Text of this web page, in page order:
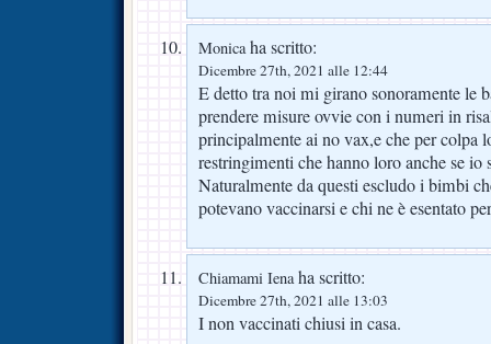
Monicaha scritto:
Dicembre 27th, 2021 alle 12:44
E detto tra noi mi girano sonoramente le
prendere misure ovvie con i numeri in
principalmente ai no vax,e che per colpa
restringimenti che hanno loro anche se io
Naturalmente da questi escludo i bimbi
potevano vaccinarsi e chi ne è esentato
Chiamami Ienaha scritto:
Dicembre 27th, 2021 alle 13:03
I non vaccinati chiusi in casa.